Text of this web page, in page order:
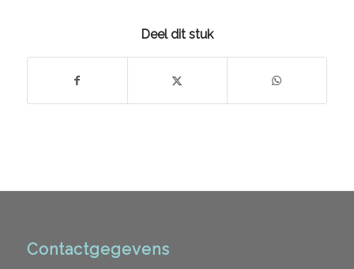
Deel dit stuk
Contactgegevens